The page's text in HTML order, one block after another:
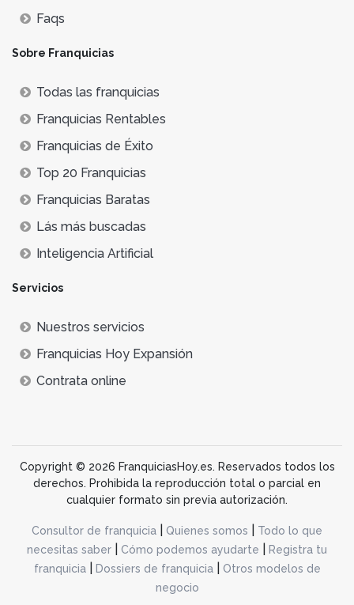
Faqs
Sobre Franquicias
Todas las franquicias
Franquicias Rentables
Franquicias de Éxito
Top 20 Franquicias
Franquicias Baratas
Lás más buscadas
Inteligencia Artificial
Servicios
Nuestros servicios
Franquicias Hoy Expansión
Contrata online
Copyright © 2026 FranquiciasHoy.es. Reservados todos los
derechos. Prohibida la reproducción total o parcial en
cualquier formato sin previa autorización.
Consultor de franquicia Quienes somos
Todo lo que
necesitas saber
Cómo podemos ayudarte
Registra tu
franquicia| Dossiers de franquicia|
Otros modelos de
negocio